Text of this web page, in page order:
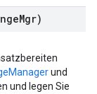
Mgr)
und
und legen Sie